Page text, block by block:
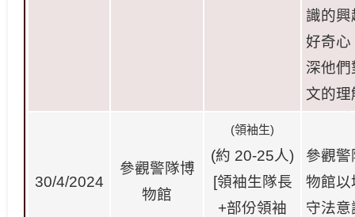
識的興
好奇心
深他們
文的理
30/4/2024
參觀警隊博
物館
(領袖生)
(約 20-25人)
[領袖生隊長
+部份領袖
參觀警
物館以
守法意